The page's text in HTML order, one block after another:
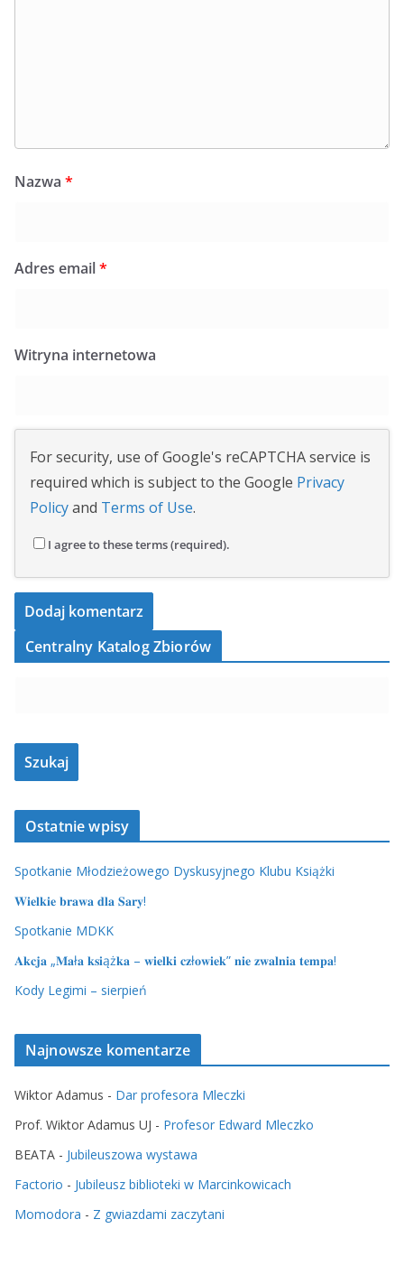
Nazwa *
Adres email*
Witryna internetowa
For security, use of Google's reCAPTCHA service is
required which is subject to the Google Privacy
Policyand Terms of Use.
I agree to these terms (required).
Centralny Katalog Zbiorów
Ostatnie wpisy
Spotkanie Młodzieżowego Dyskusyjnego Klubu Książki
𝐖𝐢𝐞𝐥𝐤𝐢𝐞 𝐛𝐫𝐚𝐰𝐚 𝐝𝐥𝐚 𝐒𝐚𝐫𝐲!
Spotkanie MDKK
𝐀𝐤𝐜𝐣𝐚 „𝐌𝐚ł𝐚 𝐤𝐬𝐢ąż𝐤𝐚 – 𝐰𝐢𝐞𝐥𝐤𝐢 𝐜𝐳ł𝐨𝐰𝐢𝐞𝐤” 𝐧𝐢𝐞 𝐳𝐰𝐚𝐥𝐧𝐢𝐚 𝐭𝐞𝐦𝐩𝐚!
Kody Legimi – sierpień
Najnowsze komentarze
Wiktor Adamus - Dar profesora Mleczki
Prof. Wiktor Adamus UJ - Profesor Edward Mleczko
BEATA - Jubileuszowa wystawa
Factorio - Jubileusz biblioteki w Marcinkowicach
Momodora - Z gwiazdami zaczytani